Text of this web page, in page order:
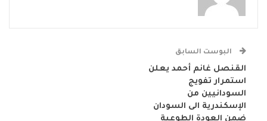
البوست السابق
القنصل غانم أحمد يعلن
استمرار تفويج
السودانيين من
الإسكندرية الى السودان
ضمن العودة الطوعية